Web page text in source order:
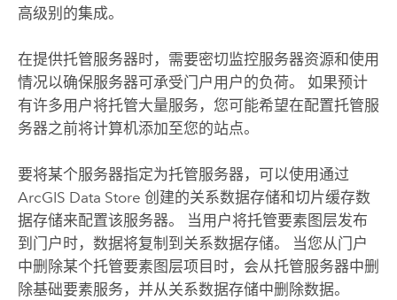
高级别的集成。
在提供托管服务器时，需要密切监控服务器资源和使用
情况以确保服务器可承受门户用户的负荷。 如果预计
有许多用户将托管大量服务，您可能希望在配置托管服
务器之前将计算机添加至您的站点。
要将某个服务器指定为托管服务器，可以使用通过
ArcGIS Data Store 创建的关系数据存储和切片缓存数
据存储来配置该服务器。 当用户将托管要素图层发布
到门户时，数据将复制到关系数据存储。 当您从门户
中删除某个托管要素图层项目时，会从托管服务器中删
除基础要素服务，并从关系数据存储中删除数据。